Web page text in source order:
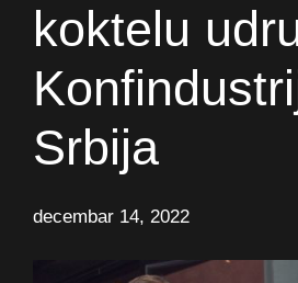
koktelu
Srbija
decembar 14, 2022